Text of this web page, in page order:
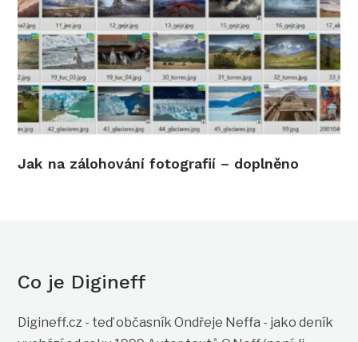
Jak na zálohování fotografií – doplněno
Co je Digineff
Digineff.cz - teď občasník Ondřeje Neffa - jako deník